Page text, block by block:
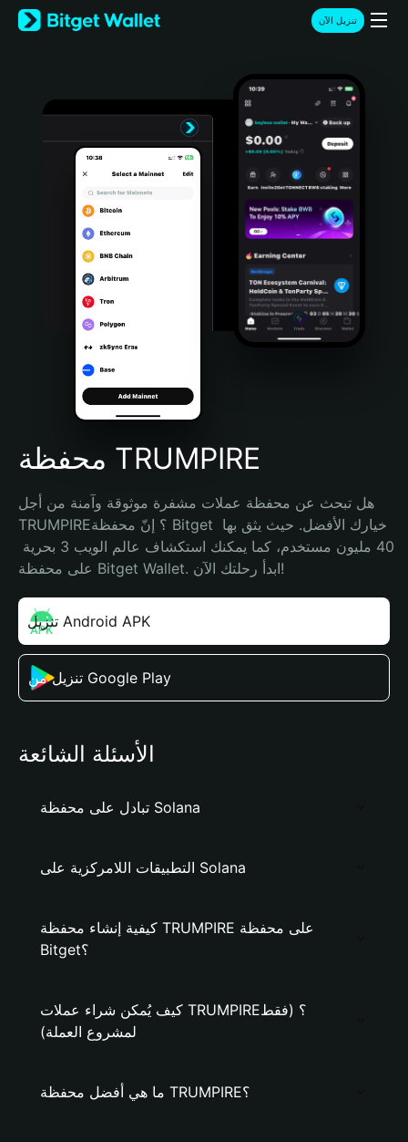
English
日本語
Türkçe
Português (Portugal)
Bahasa Indonesia
Português (Brasil)
Español (Argentina)
تنزيل الآن
محفظة TRUMPIRE
هل تبحث عن محفظة عملات مشفرة موثوقة وآمنة من أجل
TRUMPIRE؟ إنّ محفظة Bitget خيارك الأفضل. حيث يثق بها
على محفظة Bitget Wallet. ابدأ رحلتك الآن!
تنزيل Android APK
تنزيل من Google Play
الأسئلة الشائعة
تبادل على محفظة Solana
التطبيقات اللامركزية على Solana
كيفية إنشاء محفظة TRUMPIRE على محفظة
Bitget؟
كيف يُمكن شراء عملات TRUMPIRE؟ (فقط
لمشروع العملة)
ما هي أفضل محفظة TRUMPIRE؟